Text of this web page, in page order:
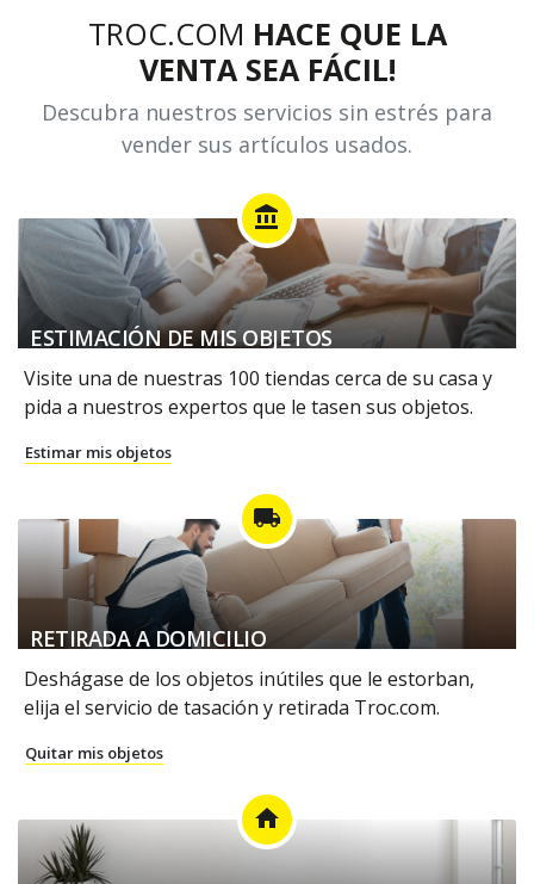
TROC.COM HACE QUE LA
VENTA SEA FÁCIL!
Descubra nuestros servicios sin estrés para
vender sus artículos usados.
account_balance
ESTIMACIÓN DE MIS OBJETOS
Visite una de nuestras 100 tiendas cerca de su casa y
pida a nuestros expertos que le tasen sus objetos.
Estimar mis objetos
local_shipping
RETIRADA A DOMICILIO
Deshágase de los objetos inútiles que le estorban,
elija el servicio de tasación y retirada Troc.com.
Quitar mis objetos
home